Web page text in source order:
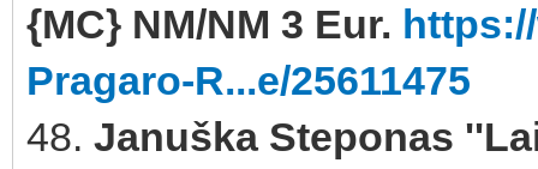
{MC} NM/NM 3 Eur.
Pragaro-R...e/25611475
48. Januška Steponas